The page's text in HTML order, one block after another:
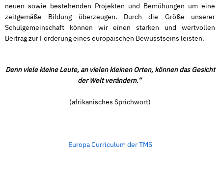
neuen sowie bestehenden Projekten und Bemühungen um eine
zeitgemäße Bildung überzeugen. Durch die Größe unserer
Schulgemeinschaft können wir einen starken und wertvollen
Beitrag zur Förderung eines europäischen Bewusstseins leisten.
Denn viele kleine Leute, an vielen kleinen Orten, können das Gesicht
der Welt verändern.“
(afrikanisches Sprichwort)
Europa Curriculum der TMS